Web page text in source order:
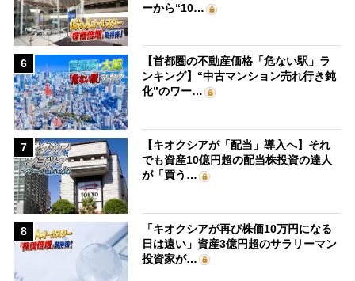
ーから“10…
6
【首都圏の不動産価格「危ない駅」ラ
ンキング】“中古マンション売れ行き鈍
化”のワー…
7
【キオクシアが「配当」導入へ】それ
でも資産10億円超の配当株投資の達人
が「買う…
8
「キオクシアが再び株価10万円になる
日は遠い」資産3億円超のサラリーマン
投資家が…